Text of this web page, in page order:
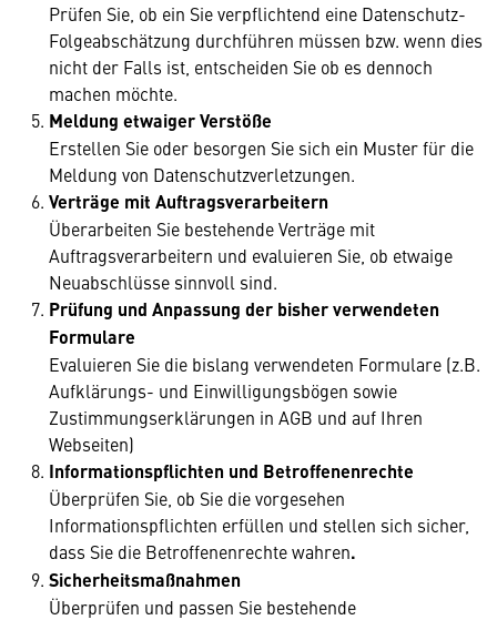
Prüfen Sie, ob ein Sie verpflichtend eine Datenschutz-
Folgeabschätzung durchführen müssen bzw. wenn dies
nicht der Falls ist, entscheiden Sie ob es dennoch
machen möchte.
Meldung etwaiger Verstöße
Erstellen Sie oder besorgen Sie sich ein Muster für die
Meldung von Datenschutzverletzungen.
Verträge mit Auftragsverarbeitern
Überarbeiten Sie bestehende Verträge mit
Auftragsverarbeitern und evaluieren Sie, ob etwaige
Neuabschlüsse sinnvoll sind.
Prüfung und Anpassung der bisher verwendeten
Formulare
Evaluieren Sie die bislang verwendeten Formulare (z.B.
Aufklärungs- und Einwilligungsbögen sowie
Zustimmungserklärungen in AGB und auf Ihren
Webseiten)
Informationspflichten und Betroffenenrechte
Überprüfen Sie, ob Sie die vorgesehen
Informationspflichten erfüllen und stellen sich sicher,
dass Sie die Betroffenenrechte wahren.
Sicherheitsmaßnahmen
Überprüfen und passen Sie bestehende